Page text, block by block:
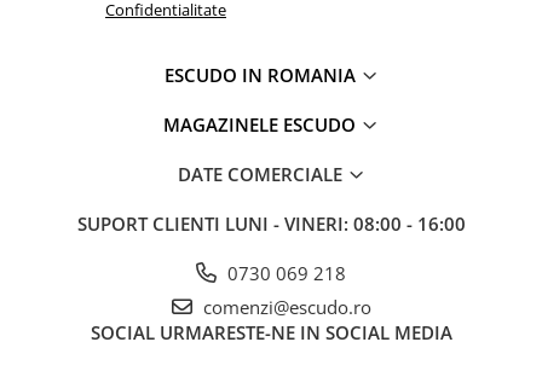
Confidentialitate
ESCUDO IN ROMANIA
MAGAZINELE ESCUDO
DATE COMERCIALE
SUPORT CLIENTI LUNI - VINERI: 08:00 - 16:00
0730 069 218
comenzi@escudo.ro
SOCIAL URMARESTE-NE IN SOCIAL MEDIA